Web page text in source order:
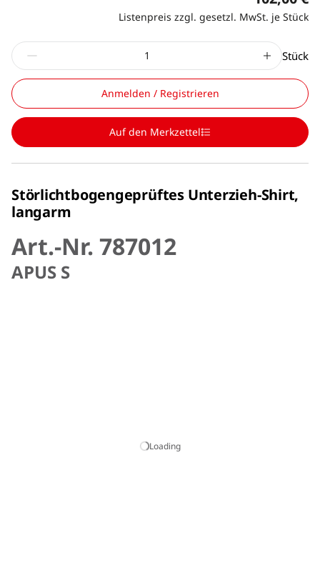
Listenpreis zzgl. gesetzl. MwSt. je Stück
Stück
Anmelden / Registrieren
Auf den Merkzettel
Störlichtbogengeprüftes Unterzieh-Shirt,
langarm
Art.-Nr. 787012
APUS S
Loading